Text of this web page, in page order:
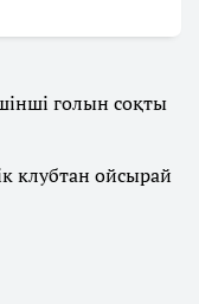
голын соқты
клубтан ойсырай